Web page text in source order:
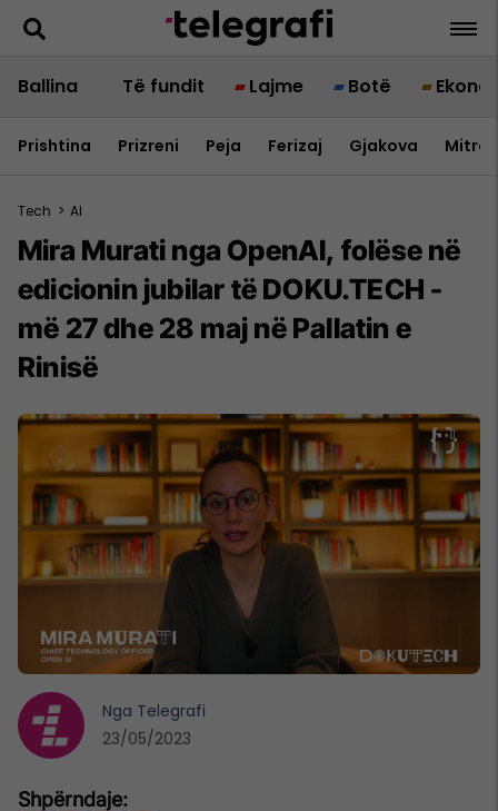
Ballina Të fundit Lajme Botë
Prishtina Prizreni Peja Ferizaj Gjakova
Tech > AI
Mira Murati nga OpenAI, folëse në
edicionin jubilar të DOKU.TECH -
më 27 dhe 28 maj në Pallatin e
Rinisë
Nga Telegrafi
23/05/2023